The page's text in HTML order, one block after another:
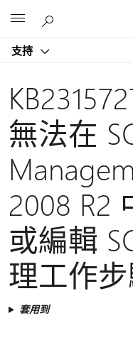
支持
無法在
2008 R2
或編輯
理工作
套用到